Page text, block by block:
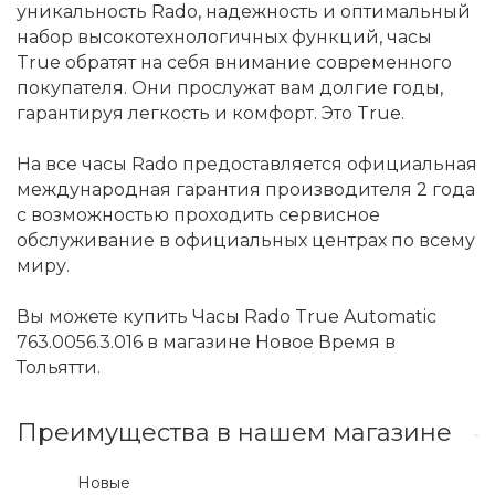
уникальность Rado, надежность и оптимальный
набор высокотехнологичных функций, часы
True обратят на себя внимание современного
покупателя. Они прослужат вам долгие годы,
гарантируя легкость и комфорт. Это True.
На все часы Rado предоставляется официальная
международная гарантия производителя 2 года
с возможностью проходить сервисное
обслуживание в официальных центрах по всему
миру.
Вы можете купить Часы Rado True Automatic
763.0056.3.016 в магазине Новое Время в
Тольятти.
Преимущества в нашем магазине
Новые